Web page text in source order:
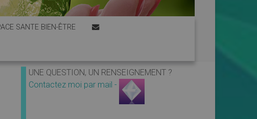
SANTE BIEN-ÊTRE
UNE QUESTION, UN RENSEIGNEMENT ?
Contactez moi par mail -